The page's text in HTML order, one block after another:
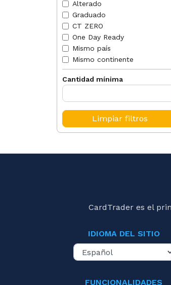
Alterado
Graduado
CT ZERO
One Day Ready
Mismo país
Mismo continente
Cantidad mínima
Limpiar filtros
CardTrader es el
IDIOMA DEL SITIO
FUNCIONALIDADES